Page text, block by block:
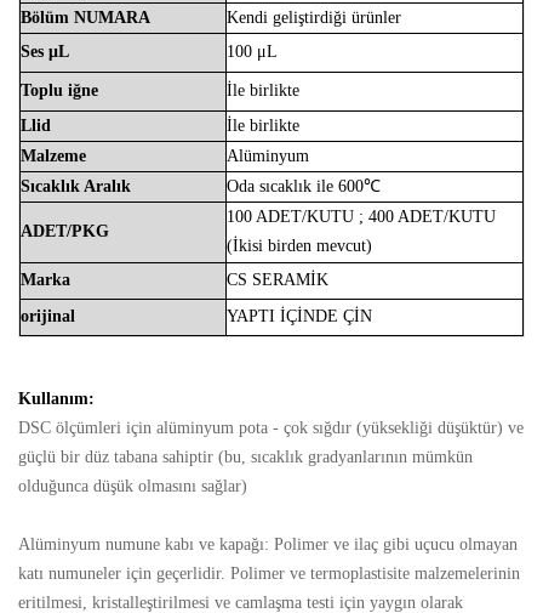
Bölüm NUMARA
Kendi geliştirdiği ürünler
Ses μL 100 μL
Toplu iğne
İle birlikte
Llid
İle birlikte
Malzeme
Alüminyum
Sıcaklık Aralık Oda sıcaklık ile 600℃
ADET/PKG
100 ADET/KUTU ; 400 ADET/KUTU
(İkisi birden mevcut)
Marka
CS SERAMİK
orijinal
YAPTI İÇİNDE ÇİN
Kullanım:
DSC ölçümleri için alüminyum pota - çok sığdır (yüksekliği düşüktür) ve
güçlü bir düz tabana sahiptir (bu, sıcaklık gradyanlarının mümkün
olduğunca düşük olmasını sağlar)
Alüminyum numune kabı ve kapağı: Polimer ve ilaç gibi uçucu olmayan
katı numuneler için geçerlidir. Polimer ve termoplastisite malzemelerinin
eritilmesi, kristalleştirilmesi ve camlaşma testi için yaygın olarak